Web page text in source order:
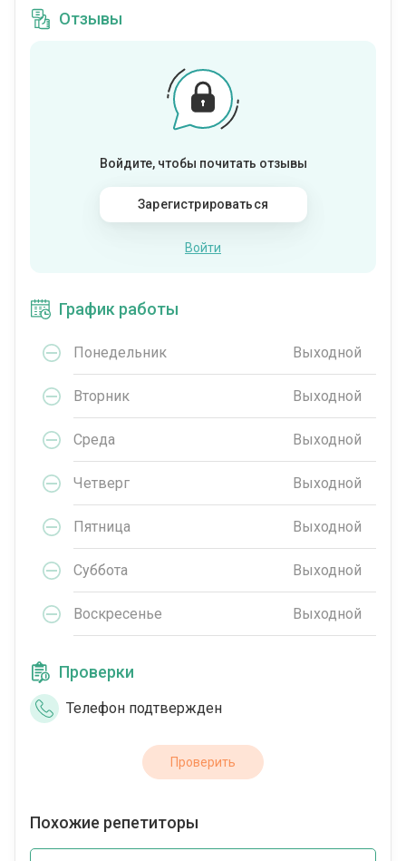
Отзывы
Войдите, чтобы почитать отзывы
Зарегистрироваться
Войти
График работы
Понедельник Выходной
Вторник Выходной
Среда Выходной
Четверг Выходной
Пятница Выходной
Суббота Выходной
Воскресенье Выходной
Проверки
Телефон подтвержден
Проверить
Похожие репетиторы